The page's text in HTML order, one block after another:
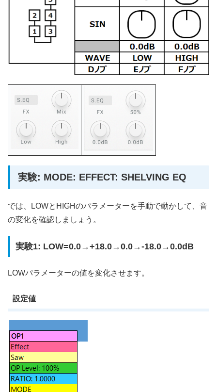
実験: MODE: EFFECT: SHELVING EQ
では、LOWとHIGHのパラメーターを手動で動かして、音
の変化を確認しましょう。
実験1: LOW=0.0→+18.0→0.0→-18.0→0.0dB
LOWパラメーターの値を変化させます。
設定値